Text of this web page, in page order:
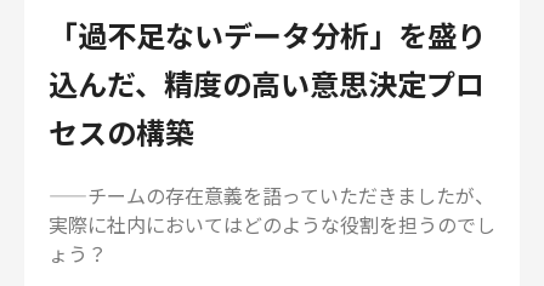
「過不足ないデータ分析」を盛り
込んだ、精度の高い意思決定プロ
セスの構築
——チームの存在意義を語っていただきましたが、
実際に社内においてはどのような役割を担うのでし
ょう？